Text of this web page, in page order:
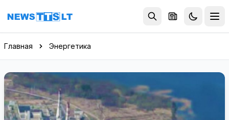
Перейти к содержимому
Главная Энергетика